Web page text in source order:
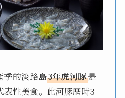
季的淡路島3年虎河豚是
表性美食。此河豚歷時3